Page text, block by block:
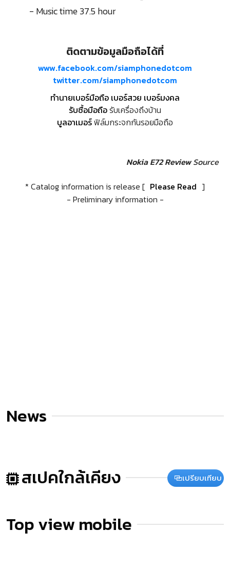
- Music time 37.5 hour
ติดตามข้อมูลมือถือได้ที่
www.facebook.com/siamphonedotcom
twitter.com/siamphonedotcom
ทำนายเบอร์มือถือ เบอร์สวย เบอร์มงคล
รับซื้อมือถือรับเครื่องถึงบ้าน
บูลอาเมอร์ฟิล์มกระจกกันรอยมือถือ
Nokia E72 Review Source
* Catalog information is release [ Please Read ]
- Preliminary information -
News
สเปคใกล้เคียง เปรียบเทียบ
Top view mobile